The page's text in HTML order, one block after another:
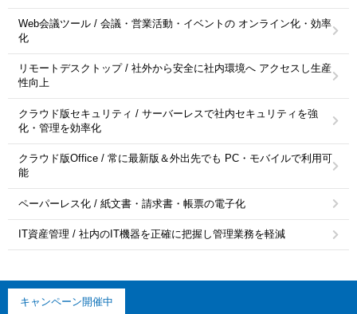
Web会議ツール / 会議・営業活動・イベントの オンライン化・効率
化
リモートデスクトップ / 社外から安全に社内環境へ アクセスし生産
性向上
クラウド版セキュリティ / サーバーレスで社内セキュリティを強
化・管理を効率化
クラウド版Office / 常に最新版＆外出先でも PC・モバイルで利用可
能
ペーパーレス化 / 紙文書・請求書・帳票の電子化
IT資産管理 / 社内のIT機器を正確に把握し管理業務を軽減
キャンペーン開催中